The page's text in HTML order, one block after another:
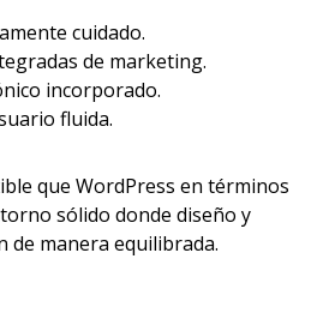
cuidado.
de marketing.
incorporado.
fluida.
que WordPress en términos
sólido donde diseño y
de manera equilibrada.